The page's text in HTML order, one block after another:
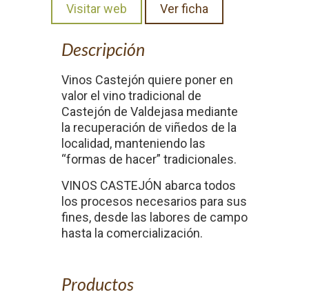
Visitar web Ver ficha
Descripción
Vinos Castejón quiere poner en
valor el vino tradicional de
Castejón de Valdejasa mediante
la recuperación de viñedos de la
localidad, manteniendo las
“formas de hacer” tradicionales.
VINOS CASTEJÓN abarca todos
los procesos necesarios para sus
fines, desde las labores de campo
hasta la comercialización.
Productos